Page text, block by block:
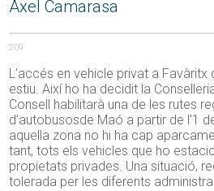
Axel Camarasa
209
L’accés en vehicle privat a
estiu. Així ho ha decidit la
Consell habilitarà una de les rutes
d’autobusosde Maó a partir de l’1
aquella zona no hi ha cap
tant, tots els vehicles que ho
propietats privades. Una situació,
tolerada per les diferents